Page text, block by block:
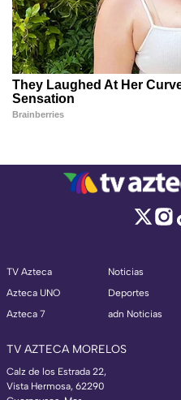
TV Azteca
Azteca UNO
Azteca 7
Noticias
Deportes
adn Noticias
TV AZTECA MORELOS
Calz de los Estrada 22,
Vista Hermosa, 62290